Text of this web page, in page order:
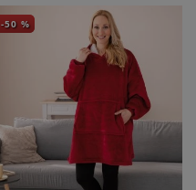
-50 %